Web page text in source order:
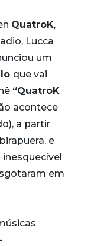
QuatroK,
Lucca
um
que vai
“QuatroK
acontece
a partir
e
em